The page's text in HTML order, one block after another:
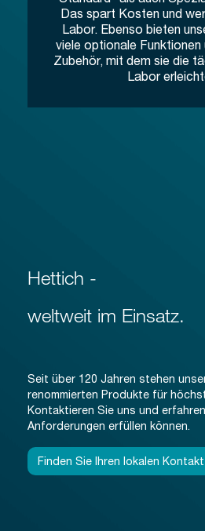
Das spart Kosten und
Labor. Ebenso bieten
viele optionale Funktionen
Zubehör, mit dem sie die
Labor
Hettich -
weltweit im Einsatz.
Seit über 120 Jahren stehen
renommierten Produkte für
Kontaktieren Sie uns und
Anforderungen erfüllen können.
Finden Sie Ihren lokalen Kontakt